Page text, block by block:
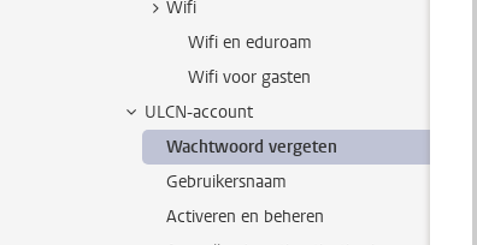
Wifi
Wifi en eduroam
Wifi voor gasten
ULCN-account
Wachtwoord vergeten
Gebruikersnaam
Activeren en beheren